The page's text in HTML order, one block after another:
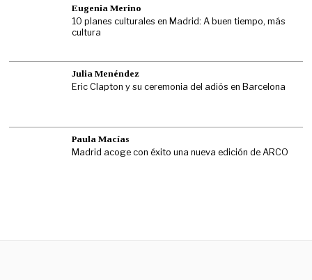
Eugenia Merino
10 planes culturales en Madrid: A buen tiempo, más
cultura
Julia Menéndez
Eric Clapton y su ceremonia del adiós en Barcelona
Paula Macías
Madrid acoge con éxito una nueva edición de ARCO